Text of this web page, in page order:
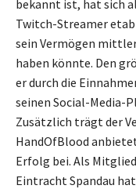
bekannt ist, hat sich
Twitch-Streamer
sein Vermögen
haben könnte. Den
er durch die
seinen Social-Media-
Zusätzlich trägt der
HandOfBlood
Erfolg bei. Als
Eintracht Spandau